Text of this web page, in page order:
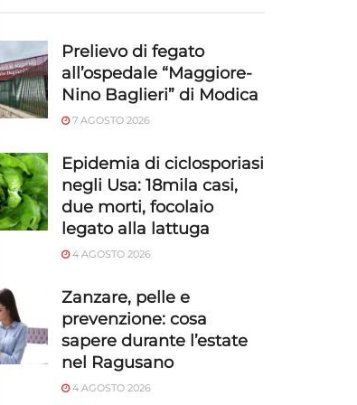
Prelievo di fegato
all’ospedale “Maggiore-
Nino Baglieri” di Modica
7 AGOSTO 2026
Epidemia di ciclosporiasi
negli Usa: 18mila casi,
due morti, focolaio
legato alla lattuga
4 AGOSTO 2026
Zanzare, pelle e
prevenzione: cosa
sapere durante l’estate
nel Ragusano
4 AGOSTO 2026